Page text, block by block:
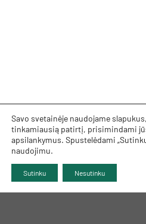
Savo svetainėje naudojame
tinkamiausią patirtį, prisimindami
apsilankymus. Spustelėdami
naudojimu.
Sutinku Nesutinku